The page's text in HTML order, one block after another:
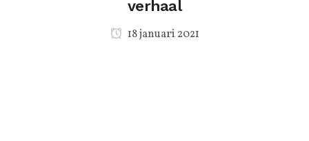
verhaal
18 januari 2021